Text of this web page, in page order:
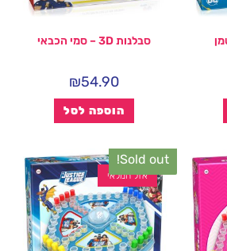
סבלנות 3D – סמי הכבאי
₪54.90
הוספה לסל
Sold out!
אזל המלאי